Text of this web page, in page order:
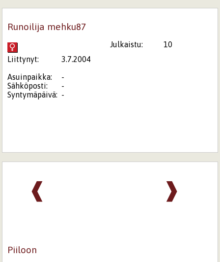
Runoilija mehku87
Julkaistu:
10
Liittynyt:
3.7.2004
Asuinpaikka:
-
Sähköposti:
-
Syntymäpäivä: -
❱
❰
Piiloon